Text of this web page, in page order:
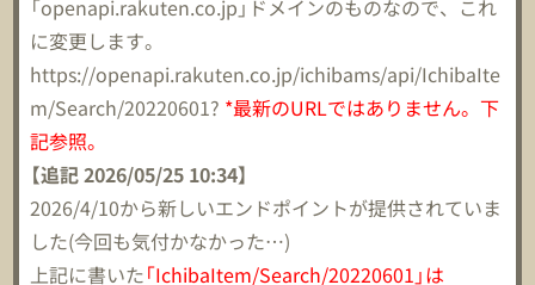
「openapi.rakuten.co.jp」ドメインのものなので、これ
に変更します。
https://openapi.rakuten.co.jp/ichibams/api/IchibaIte
m/Search/20220601? *最新のURLではありません。下
記参照。
【追記 2026/05/25 10:34】
2026/4/10から新しいエンドポイントが提供されていま
した(今回も気付かなかった…)
上記に書いた「IchibaItem/Search/20220601」は